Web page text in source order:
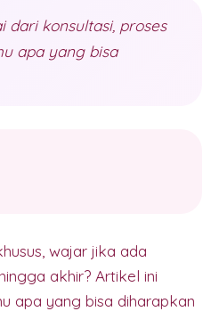
dari konsultasi, proses
apa yang bisa
wajar jika ada
akhir? Artikel ini
apa yang bisa diharapkan